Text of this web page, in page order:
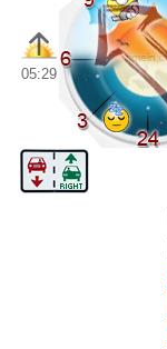
05:29